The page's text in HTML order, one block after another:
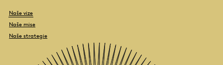
Naše vize
Naše mise
Naše strategie